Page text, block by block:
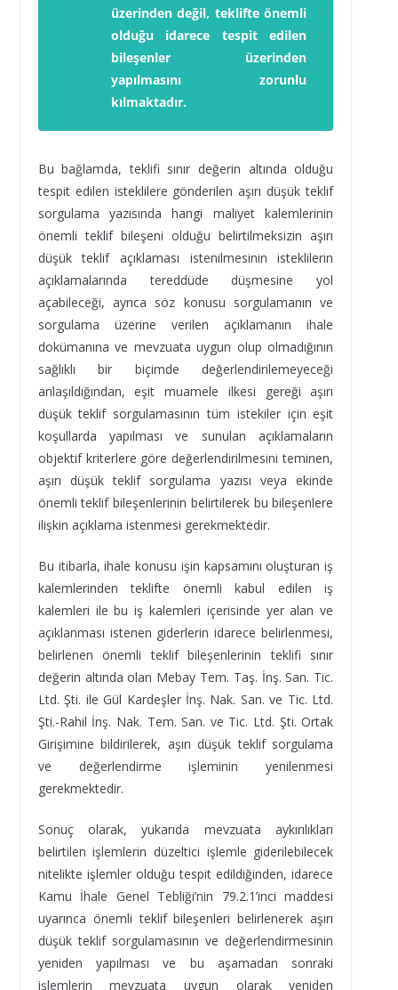
üzerinden değil, teklifte önemli
olduğu idarece tespit edilen
bileşenler üzerinden
yapılmasını zorunlu
kılmaktadır.
Bu bağlamda, teklifi sınır değerin altında olduğu
tespit edilen isteklilere gönderilen aşırı düşük teklif
sorgulama yazısında hangi maliyet kalemlerinin
önemli teklif bileşeni olduğu belirtilmeksizin aşırı
düşük teklif açıklaması istenilmesinin isteklilerin
açıklamalarında tereddüde düşmesine yol
açabileceği, ayrıca söz konusu sorgulamanın ve
sorgulama üzerine verilen açıklamanın ihale
dokümanına ve mevzuata uygun olup olmadığının
sağlıklı bir biçimde değerlendirilemeyeceği
anlaşıldığından, eşit muamele ilkesi gereği aşırı
düşük teklif sorgulamasının tüm istekiler için eşit
koşullarda yapılması ve sunulan açıklamaların
objektif kriterlere göre değerlendirilmesini teminen,
aşırı düşük teklif sorgulama yazısı veya ekinde
önemli teklif bileşenlerinin belirtilerek bu bileşenlere
ilişkin açıklama istenmesi gerekmektedir.
Bu itibarla, ihale konusu işin kapsamını oluşturan iş
kalemlerinden teklifte önemli kabul edilen iş
kalemleri ile bu iş kalemleri içerisinde yer alan ve
açıklanması istenen giderlerin idarece belirlenmesi,
belirlenen önemli teklif bileşenlerinin teklifi sınır
değerin altında olan Mebay Tem. Taş. İnş. San. Tic.
Ltd. Şti. ile Gül Kardeşler İnş. Nak. San. ve Tic. Ltd.
Şti.-Rahil İnş. Nak. Tem. San. ve Tic. Ltd. Şti. Ortak
Girişimine bildirilerek, aşırı düşük teklif sorgulama
ve değerlendirme işleminin yenilenmesi
gerekmektedir.
Sonuç olarak, yukarıda mevzuata aykırılıkları
belirtilen işlemlerin düzeltici işlemle giderilebilecek
nitelikte işlemler olduğu tespit edildiğinden, idarece
Kamu İhale Genel Tebliği’nin 79.2.1’inci maddesi
uyarınca önemli teklif bileşenleri belirlenerek aşırı
düşük teklif sorgulamasının ve değerlendirmesinin
yeniden yapılması ve bu aşamadan sonraki
işlemlerin mevzuata uygun olarak yeniden